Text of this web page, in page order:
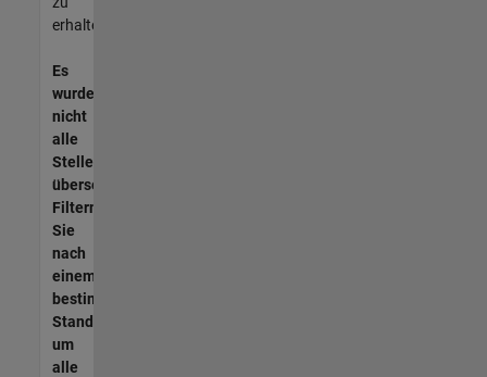
erhalten.
Es
wurden
nicht
alle
Stellen
übersetzt.
Filtern
Sie
nach
einem
bestimmten
Standort,
um
alle